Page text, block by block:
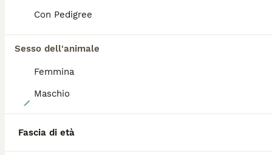
Con Pedigree
Sesso dell'animale
Femmina
Maschio
Fascia di età